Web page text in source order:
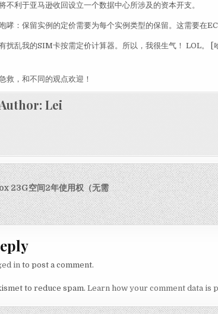
不利于亚马逊收回设立一个数据中心所涉及的资本开支。
哮：保留实例的定价需要为每个实例类型的保留。这需要在
扰乱我的SIM卡按需定价计算器。所以，我很生气！ LOL。 [
救，和不同的观点欢迎！
Author: Lei
23G空间2年使用权（无需
into post a comment.
to reduce spam. Learn how your comment data is